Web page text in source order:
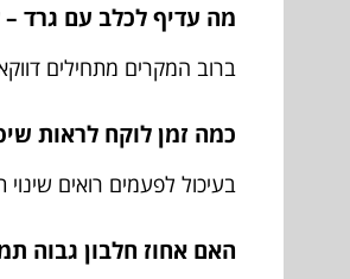
מה עדיף לכלב עם גרד –
ברוב המקרים מתחילים
כמה זמן לוקח לראות
בעיכול לפעמים רואים
האם אחוז חלבון גבוה